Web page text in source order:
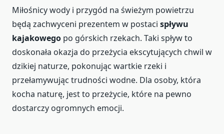
Miłośnicy wody i przygód na świeżym powietrzu
będą zachwyceni prezentem w postaci spływu
kajakowego po górskich rzekach. Taki spływ to
doskonała okazja do przeżycia ekscytujących chwil w
dzikiej naturze, pokonując wartkie rzeki i
przełamywując trudności wodne. Dla osoby, która
kocha naturę, jest to przeżycie, które na pewno
dostarczy ogromnych emocji.